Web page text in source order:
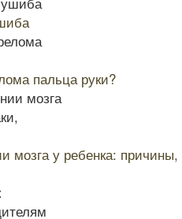
пальца руки?
мозга у ребенка: причины,